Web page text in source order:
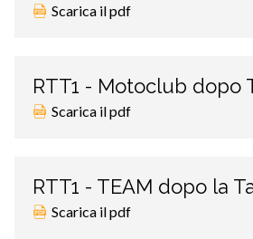
Scarica il pdf
RTT1 - Motoclub dopo
Scarica il pdf
RTT1 - TEAM dopo la
Scarica il pdf